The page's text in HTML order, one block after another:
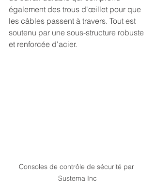
également des trous d'œillet pour que
les câbles passent à travers. Tout est
soutenu par une sous-structure robuste
et renforcée d'acier.
Consoles de contrôle de sécurité par
Sustema Inc